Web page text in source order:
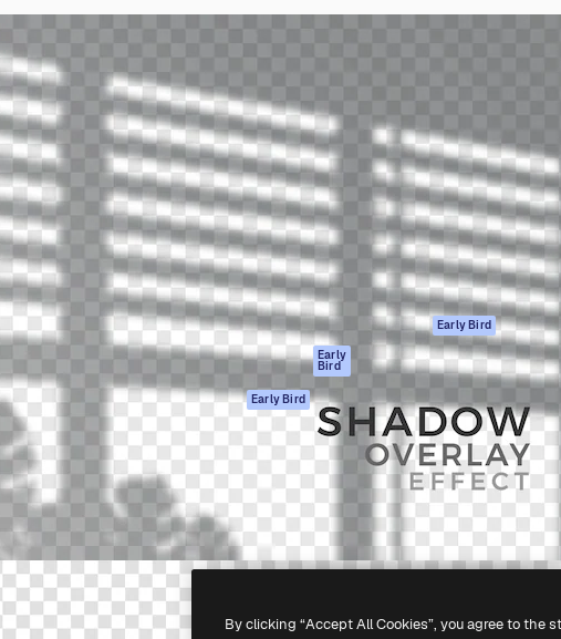
til at skabe dit bedste
abonnenter – fra
til bureauer og
Produkter
Spaces
AI-assistent
AI-billedgenerator
AI-videogenerator
AI-
stemmegenerator
Stockindhold
MCP til
Early
Bird
Agenter Early Bird
API
Alle Magnific
værktøjer
Kom godt i
gang
Academy
Dokumentation
Support
Vilkår for brug
Privatlivspolitik
Originaler Early Bird
Cookies politik
Tillidscenter
Partnere
Virksomhed
Om
Blog
2026 Freepik Company S.L.U. Alle rettigheder forbeholdes.
By clicking “Accept All Cookies”, you agree to the